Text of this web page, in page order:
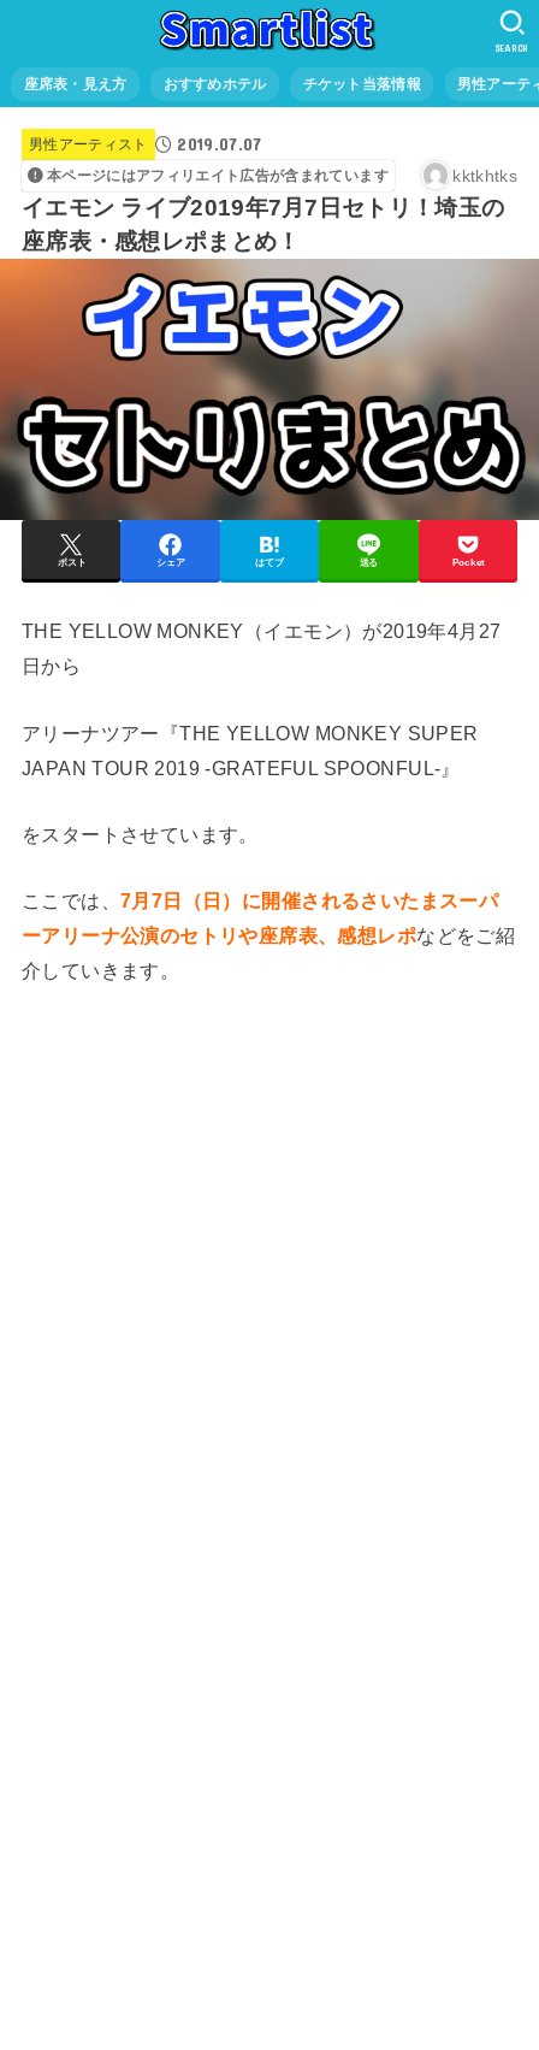
座席表・見え方 おすすめホテル チケット当落情報 男性アーテ
SEARCH
男性アーティスト 2019.07.07
本ページにはアフィリエイト広告が含まれています kktkhtks
イエモン ライブ2019年7月7日セトリ！埼玉の
座席表・感想レポまとめ！
ポスト シェア はてブ 送る Pocket
THE YELLOW MONKEY（イエモン）が2019年4月27
日から
アリーナツアー『THE YELLOW MONKEY SUPER
JAPAN TOUR 2019 -GRATEFUL SPOONFUL-』
をスタートさせています。
ここでは、 7月7日（日）に開催されるさいたまスーパ
ーアリーナ公演のセトリや座席表、感想レポなどをご紹
介していきます。